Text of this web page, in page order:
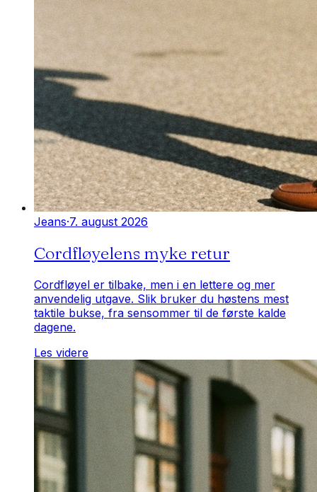
Jeans·7. august 2026
Cordfløyelens myke retur
Cordfløyel er tilbake, men i en lettere og mer
anvendelig utgave. Slik bruker du høstens mest
taktile bukse, fra sensommer til de første kalde
dagene.
Les videre